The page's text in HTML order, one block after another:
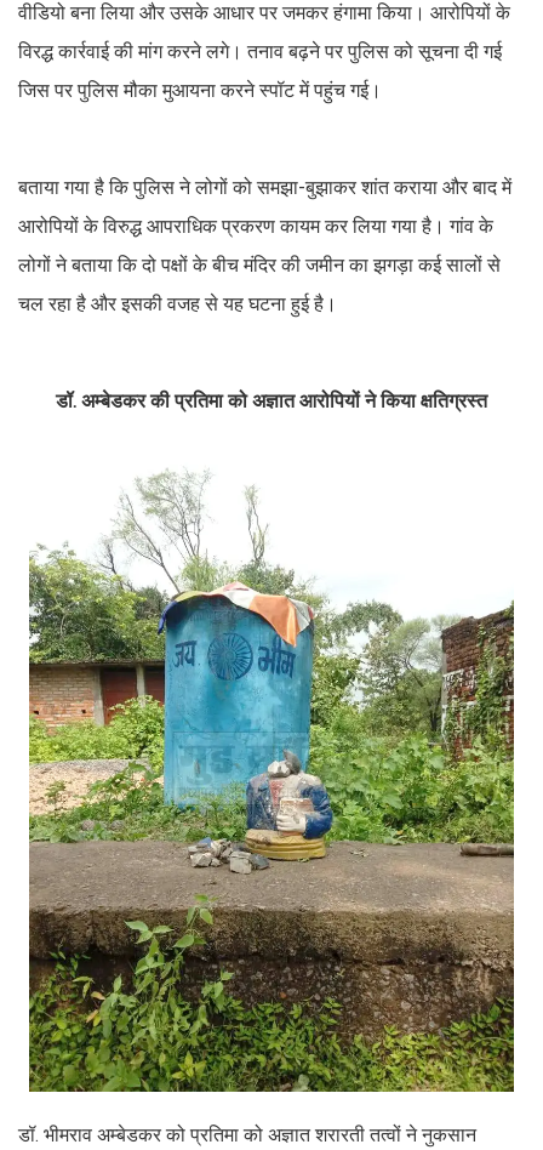
वीडियो बना लिया और उसके आधार पर जमकर हंगामा किया। आरोपियों के
विरद्ध कार्रवाई की मांग करने लगे। तनाव बढ़ने पर पुलिस को सूचना दी गई
जिस पर पुलिस मौका मुआयना करने स्पॉट में पहुंच गई।
बताया गया है कि पुलिस ने लोगों को समझा-बुझाकर शांत कराया और बाद में
आरोपियों के विरुद्ध आपराधिक प्रकरण कायम कर लिया गया है। गांव के
लोगों ने बताया कि दो पक्षों के बीच मंदिर की जमीन का झगड़ा कई सालों से
चल रहा है और इसकी वजह से यह घटना हुई है।
डॉ. अम्बेडकर की प्रतिमा को अज्ञात आरोपियों ने किया क्षतिग्रस्त
डॉ. भीमराव अम्बेडकर को प्रतिमा को अज्ञात शरारती तत्वों ने नुकसान